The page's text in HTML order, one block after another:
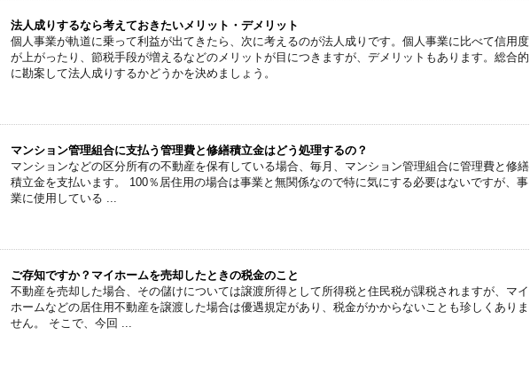
法人成りするなら考えておきたいメリット・デメリット
個人事業が軌道に乗って利益が出てきたら、次に考えるのが法人成りです。個人事業に比べて信用度
が上がったり、節税手段が増えるなどのメリットが目につきますが、デメリットもあります。総合的
に勘案して法人成りするかどうかを決めましょう。
マンション管理組合に支払う管理費と修繕積立金はどう処理するの？
マンションなどの区分所有の不動産を保有している場合、毎月、マンション管理組合に管理費と修繕
積立金を支払います。 100％居住用の場合は事業と無関係なので特に気にする必要はないですが、事
業に使用している ...
ご存知ですか？マイホームを売却したときの税金のこと
不動産を売却した場合、その儲けについては譲渡所得として所得税と住民税が課税されますが、マイ
ホームなどの居住用不動産を譲渡した場合は優遇規定があり、税金がかからないことも珍しくありま
せん。 そこで、今回 ...